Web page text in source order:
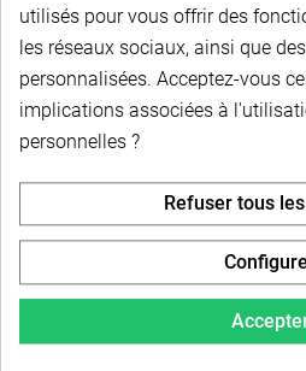
Description du
PAIEMENT SÉCURISÉ
utilisés pour vous offrir des
les réseaux sociaux, ainsi que
personnalisées. Acceptez-vous
implications associées à
personnelles ?
Refuser tous